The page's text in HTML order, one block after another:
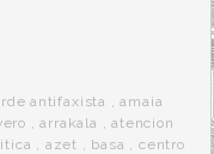
antifaxista ,amaia
,arrakala ,atencion
, azet , basa ,centro